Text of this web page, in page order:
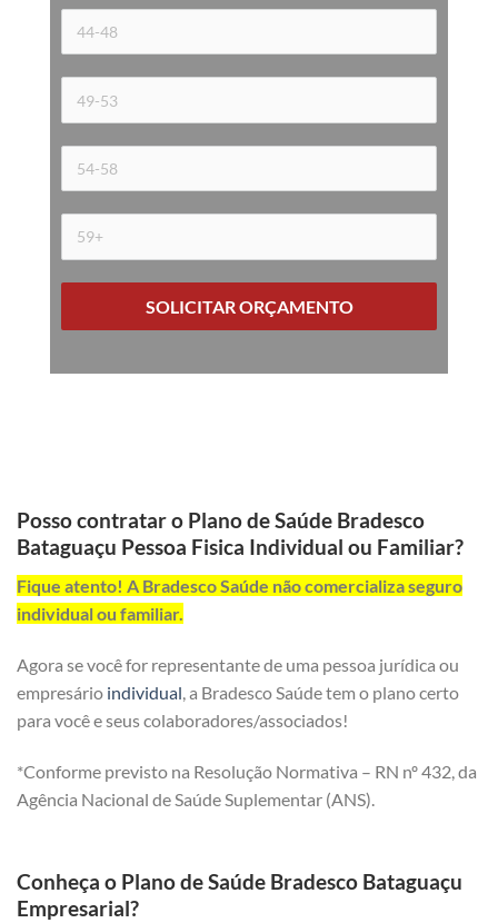
SOLICITAR ORÇAMENTO
Posso contratar o Plano de Saúde Bradesco
Bataguaçu Pessoa Fisica Individual ou Familiar?
Fique atento! A Bradesco Saúde não comercializa seguro
individual ou familiar.
Agora se você for representante de uma pessoa jurídica ou
empresário individual , a Bradesco Saúde tem o plano certo
para você e seus colaboradores/associados!
*Conforme previsto na Resolução Normativa – RN nº 432, da
Agência Nacional de Saúde Suplementar (ANS).
Conheça o Plano de Saúde Bradesco Bataguaçu
Empresarial?